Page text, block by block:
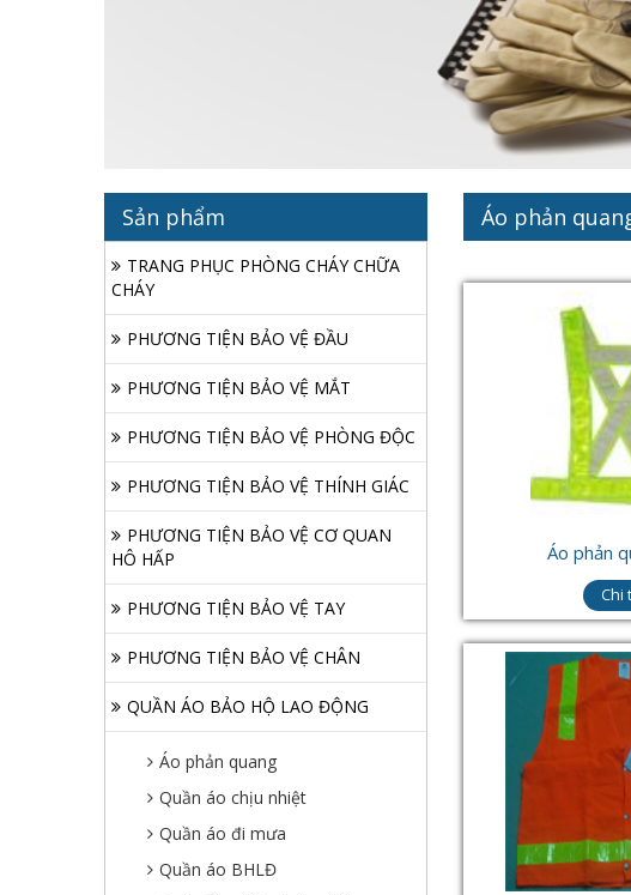
Áo phản
Áo phản
Chi
Sản phẩm
TRANG PHỤC PHÒNG CHÁY CHỮA
CHÁY
PHƯƠNG TIỆN BẢO VỆ ĐẦU
PHƯƠNG TIỆN BẢO VỆ MẮT
PHƯƠNG TIỆN BẢO VỆ PHÒNG ĐỘC
PHƯƠNG TIỆN BẢO VỆ THÍNH GIÁC
PHƯƠNG TIỆN BẢO VỆ CƠ QUAN
HÔ HẤP
PHƯƠNG TIỆN BẢO VỆ TAY
PHƯƠNG TIỆN BẢO VỆ CHÂN
QUẦN ÁO BẢO HỘ LAO ĐỘNG
Áo phản quang
Quần áo chịu nhiệt
Quần áo đi mưa
Quần áo BHLĐ